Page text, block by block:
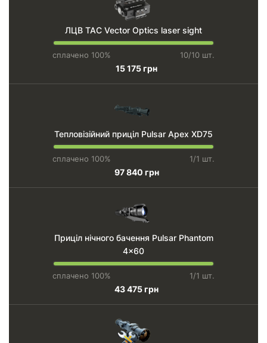
ЛЦВ TAC Vector Optics laser sight
сплачено 100% 10/10 шт.
15 175 грн
Тепловізійний приціл Pulsar Apex XD75
сплачено 100% 1/1 шт.
97 840 грн
Приціл нічного бачення Pulsar Phantom
4x60
сплачено 100% 1/1 шт.
43 475 грн